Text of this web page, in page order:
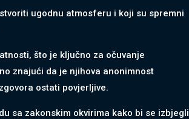
ugodnu atmosferu i koji su spremni
što je ključno za očuvanje
znajući da je njihova anonimnost
ostati povjerljive.
sa zakonskim okvirima kako bi se izbjegli